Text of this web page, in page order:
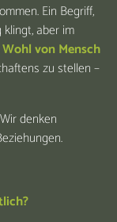
Ein Begriff,
aber im
von Mensch
zu stellen –
denken